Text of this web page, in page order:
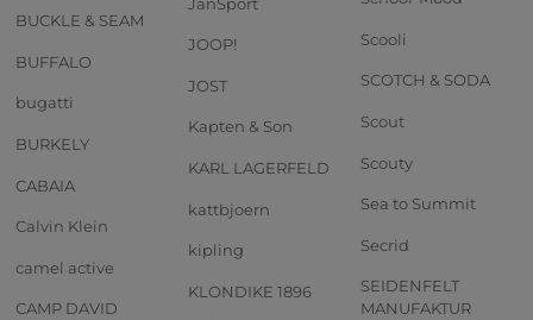
BUCKLE & SEAM
BUFFALO
bugatti
BURKELY
CABAIA
Calvin Klein
camel active
CAMP DAVID
JOOP!
JOST
Kapten & Son
KARL LAGERFELD
kattbjoern
kipling
KLONDIKE 1896
Scooli
SCOTCH & SODA
Scout
Scouty
Sea to Summit
Secrid
SEIDENFELT
MANUFAKTUR